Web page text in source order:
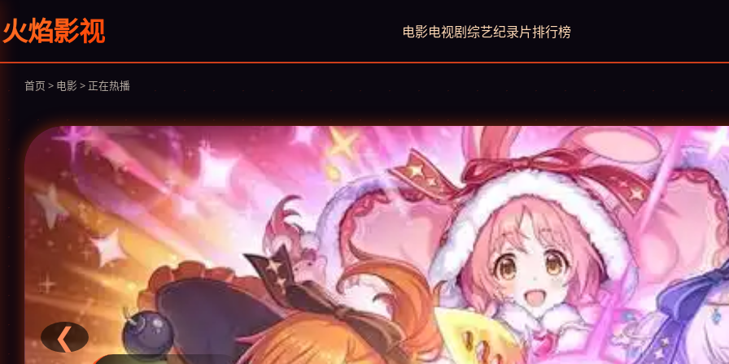
火焰影视 电影电视剧 综艺纪录片排行榜
首页 > 电影 > 正在热播
❮